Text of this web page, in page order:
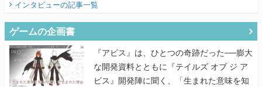
インタビューの記事一覧
ゲームの企画書
『アビス』は、ひとつの奇跡だった──膨大
な開発資料とともに『テイルズ オブ ジ ア
ビス』開発陣に聞く、「生まれた意味を知